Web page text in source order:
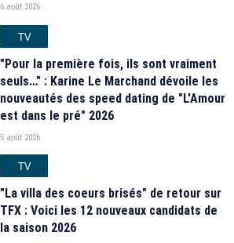
6 août 2026
TV
"Pour la première fois, ils sont vraiment
seuls…" : Karine Le Marchand dévoile les
nouveautés des speed dating de "L'Amour
est dans le pré" 2026
5 août 2026
TV
"La villa des coeurs brisés" de retour sur
TFX : Voici les 12 nouveaux candidats de
la saison 2026